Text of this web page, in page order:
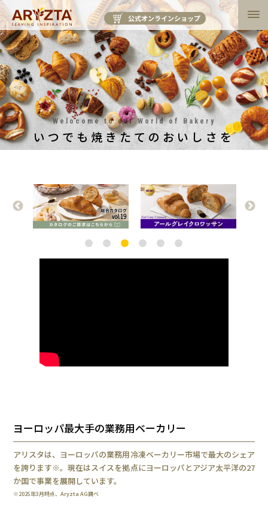
公式オンラインショップ
Welocome to our World of Bakery
いつでも焼きたてのおいしさを
ヨーロッパ最大手の業務用ベーカリー
アリスタは、ヨーロッパの業務用冷凍ベーカリー市場で最大のシェア
を誇ります※。現在はスイスを拠点にヨーロッパとアジア太平洋の27
か国で事業を展開しています。
※2025年3月時点、Aryzta AG調べ